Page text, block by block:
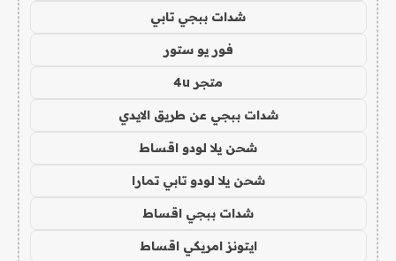
شدات ببجي تابي
فور يو ستور
متجر 4u
شدات ببجي عن طريق الايدي
شحن يلا لودو اقساط
شحن يلا لودو تابي تمارا
شدات ببجي اقساط
ايتونز امريكي اقساط